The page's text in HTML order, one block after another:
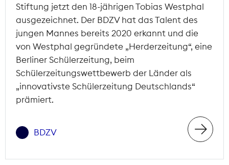
Stiftung jetzt den 18-jährigen Tobias Westphal
ausgezeichnet. Der BDZV hat das Talent des
jungen Mannes bereits 2020 erkannt und die
von Westphal gegründete „Herderzeitung“, eine
Berliner Schülerzeitung, beim
Schülerzeitungswettbewerb der Länder als
„innovativste Schülerzeitung Deutschlands“
prämiert.
BDZV